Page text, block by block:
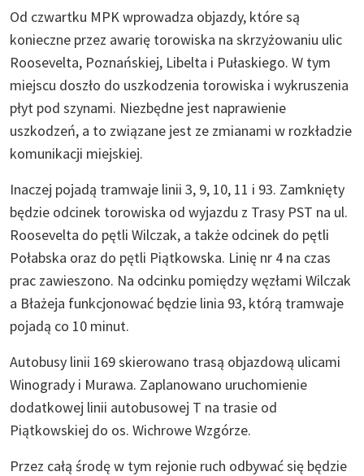
Od czwartku MPK wprowadza objazdy, które są
konieczne przez awarię torowiska na skrzyżowaniu ulic
Roosevelta, Poznańskiej, Libelta i Pułaskiego. W tym
miejscu doszło do uszkodzenia torowiska i wykruszenia
płyt pod szynami. Niezbędne jest naprawienie
uszkodzeń, a to związane jest ze zmianami w rozkładzie
komunikacji miejskiej.
Inaczej pojadą tramwaje linii 3, 9, 10, 11 i 93. Zamknięty
będzie odcinek torowiska od wyjazdu z Trasy PST na ul.
Roosevelta do pętli Wilczak, a także odcinek do pętli
Połabska oraz do pętli Piątkowska. Linię nr 4 na czas
prac zawieszono. Na odcinku pomiędzy węzłami Wilczak
a Błażeja funkcjonować będzie linia 93, którą tramwaje
pojadą co 10 minut.
Autobusy linii 169 skierowano trasą objazdową ulicami
Winogrady i Murawa. Zaplanowano uruchomienie
dodatkowej linii autobusowej T na trasie od
Piątkowskiej do os. Wichrowe Wzgórze.
Przez całą środę w tym rejonie ruch odbywać się będzie